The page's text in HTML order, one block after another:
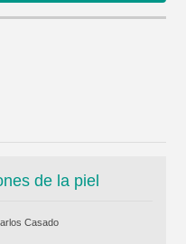
de la piel
Casado